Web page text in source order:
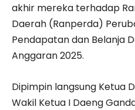
akhir mereka terhadap
Daerah (Ranperda)
Pendapatan dan Belanja
Anggaran 2025.
Dipimpin langsung Ketua
Wakil Ketua I Daeng